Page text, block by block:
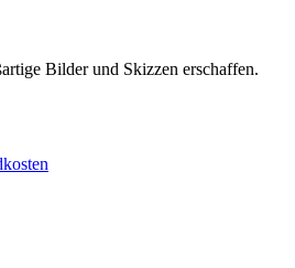
Bilder und Skizzen erschaffen.